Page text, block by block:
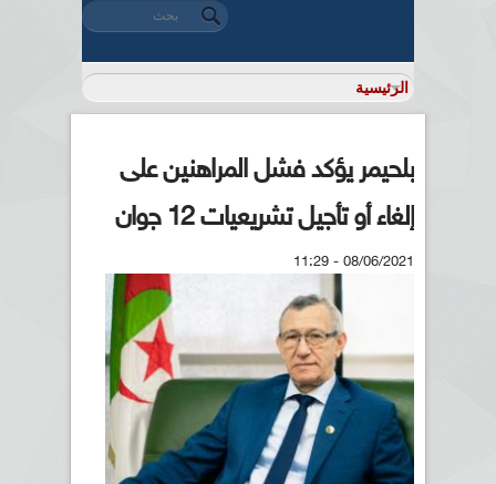
استمارة البحث
‏بحث ‏
بلحيمر يؤكد فشل المراهنين على
إلغاء أو تأجيل تشريعيات 12 جوان
08/06/2021 - 11:29